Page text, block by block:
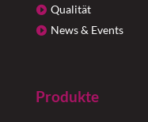
Qualität
News & Events
Produkte